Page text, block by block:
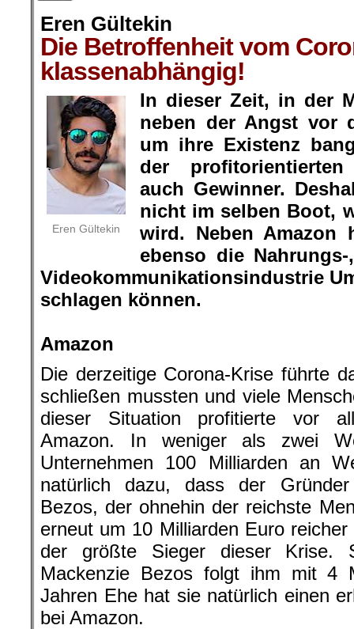
Eren Gültekin
Die Betroffenheit vom
klassenabhängig!
Eren Gültekin
In dieser Zeit, in der
neben der Angst vor
um ihre Existenz
der
auch Gewinner.
nicht im selben Boot,
wird. Neben Amazon
ebenso die
Videokommunikationsindustrie
schlagen können.
Amazon
Die derzeitige Corona-Krise führte
schließen mussten und viele
dieser Situation profitierte vor
Amazon. In weniger als zwei
Unternehmen 100 Milliarden an
natürlich dazu, dass der
Bezos, der ohnehin der reichste
erneut um 10 Milliarden Euro
der größte Sieger dieser Krise.
Mackenzie Bezos folgt ihm mit 4
Jahren Ehe hat sie natürlich einen
bei Amazon.